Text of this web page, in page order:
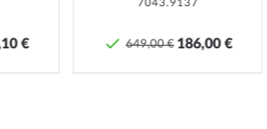
Lemans LP-133C La Passion Montre
€
7043.9137
649,00 € 186,00 €